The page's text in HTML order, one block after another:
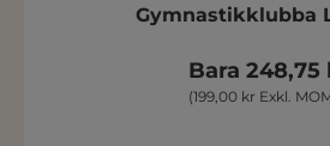
Gymnastikklubba
Bara 248,75
(199,00 kr Exkl.